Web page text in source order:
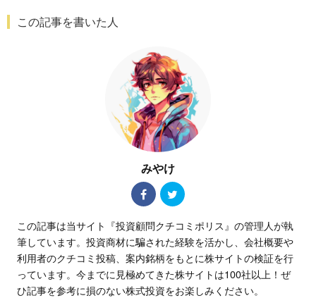
この記事を書いた人
みやけ
この記事は当サイト『投資顧問クチコミポリス』の管理人が執
筆しています。投資商材に騙された経験を活かし、会社概要や
利用者のクチコミ投稿、案内銘柄をもとに株サイトの検証を行
っています。今までに見極めてきた株サイトは100社以上！ぜ
ひ記事を参考に損のない株式投資をお楽しみください。